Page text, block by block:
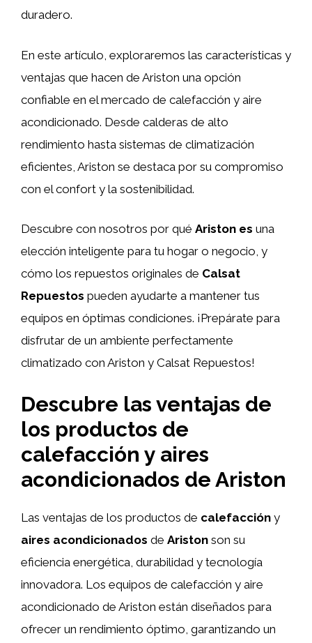
duradero.
En este artículo, exploraremos las características y
ventajas que hacen de Ariston una opción
confiable en el mercado de calefacción y aire
acondicionado. Desde calderas de alto
rendimiento hasta sistemas de climatización
eficientes, Ariston se destaca por su compromiso
con el confort y la sostenibilidad.
Descubre con nosotros por qué Ariston es una
elección inteligente para tu hogar o negocio, y
cómo los repuestos originales de Calsat
Repuestos pueden ayudarte a mantener tus
equipos en óptimas condiciones. ¡Prepárate para
disfrutar de un ambiente perfectamente
climatizado con Ariston y Calsat Repuestos!
Descubre las ventajas de
los productos de
calefacción y aires
acondicionados de Ariston
Las ventajas de los productos de calefacción y
aires acondicionados de Ariston son su
eficiencia energética, durabilidad y tecnología
innovadora. Los equipos de calefacción y aire
acondicionado de Ariston están diseñados para
ofrecer un rendimiento óptimo, garantizando un